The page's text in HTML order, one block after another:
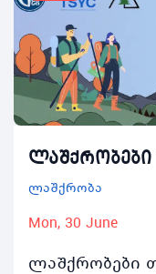
ლაშქრობა
Mon, 30 June
ლაშქრობები